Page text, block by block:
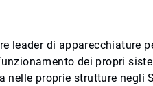
leader di apparecchiature
dei propri
nelle proprie strutture